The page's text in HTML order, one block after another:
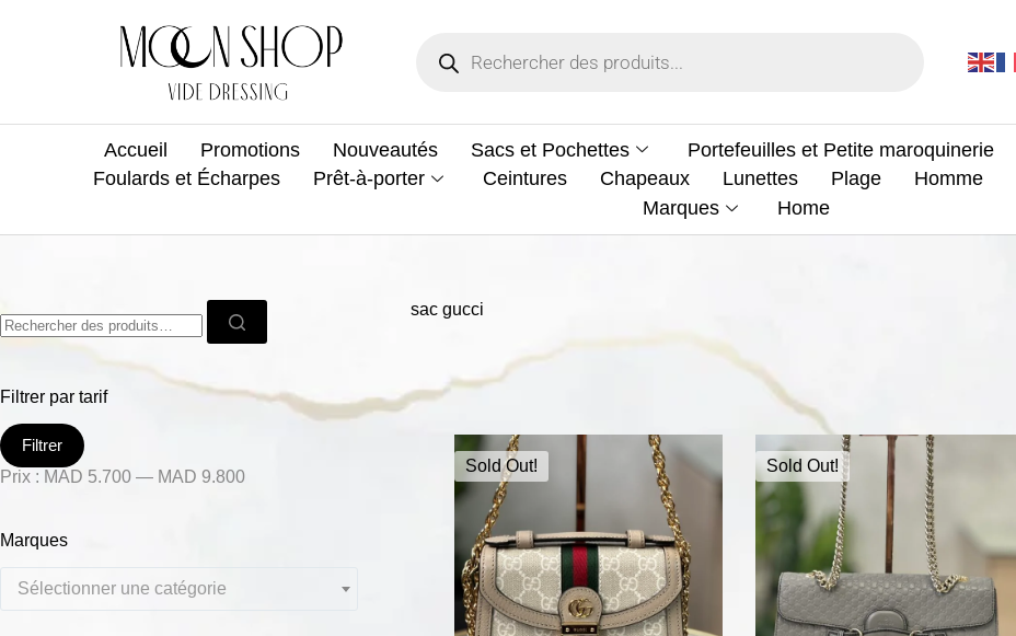
Accueil Promotions Nouveautés Sacs et Pochettes Portefeuilles et Petite maroquinerie
Foulards et Écharpes
Prêt-à-porter Ceintures Chapeaux Lunettes Plage Homme
Marques
Home
sac gucci
Sold Out! Sold Out!
Filtrer par tarif
Filtrer
Prix : MAD 5.700 — MAD 9.800
Marques
Sélectionner une catégorie